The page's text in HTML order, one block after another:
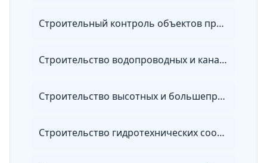
Строительный контроль объектов промышленного и гражданского комплекса
Строительство водопроводных и канализационных сетей и сооружений
Строительство высотных и большепролетных зданий и сооружений
Строительство гидротехнических сооружений повышенной ответственности